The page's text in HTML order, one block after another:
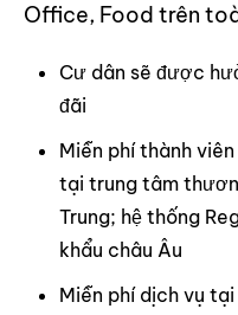
Office, Food trên
Cư dân sẽ được
đãi
Miễn phí thành
tại trung tâm
Trung; hệ thống
khẩu châu Âu
Miễn phí dịch vụ